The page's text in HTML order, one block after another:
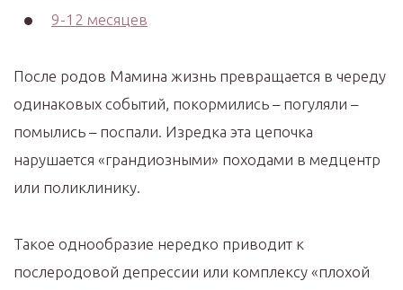
9-12 месяцев
После родов Мамина жизнь превращается в череду
одинаковых событий, покормились – погуляли –
помылись – поспали. Изредка эта цепочка
нарушается «грандиозными» походами в медцентр
или поликлинику.
Такое однообразие нередко приводит к
послеродовой депрессии или комплексу «плохой